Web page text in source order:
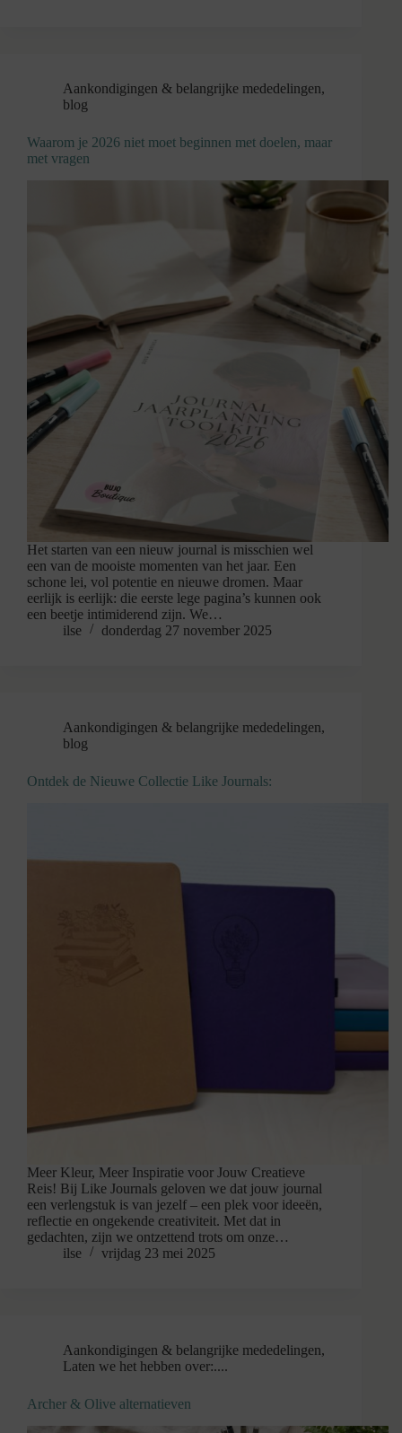
Aankondigingen & belangrijke mededelingen,
blog
Waarom je 2026 niet moet beginnen met doelen, maar
met vragen
Het starten van een nieuw journal is misschien wel
een van de mooiste momenten van het jaar. Een
schone lei, vol potentie en nieuwe dromen. Maar
eerlijk is eerlijk: die eerste lege pagina’s kunnen ook
een beetje intimiderend zijn. We…
ilse
donderdag 27 november 2025
Aankondigingen & belangrijke mededelingen,
blog
Ontdek de Nieuwe Collectie Like Journals:
Meer Kleur, Meer Inspiratie voor Jouw Creatieve
Reis! Bij Like Journals geloven we dat jouw journal
een verlengstuk is van jezelf – een plek voor ideeën,
reflectie en ongekende creativiteit. Met dat in
gedachten, zijn we ontzettend trots om onze…
ilse
vrijdag 23 mei 2025
Aankondigingen & belangrijke mededelingen,
Laten we het hebben over:....
Archer & Olive alternatieven